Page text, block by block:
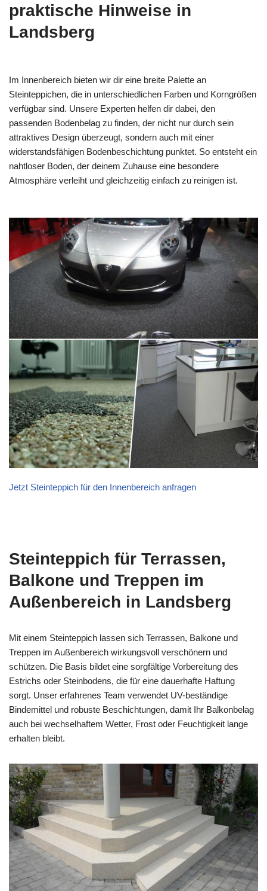
praktische Hinweise in
Landsberg
Im Innenbereich bieten wir dir eine breite Palette an
Steinteppichen, die in unterschiedlichen Farben und Korngrößen
verfügbar sind. Unsere Experten helfen dir dabei, den
passenden Bodenbelag zu finden, der nicht nur durch sein
attraktives Design überzeugt, sondern auch mit einer
widerstandsfähigen Bodenbeschichtung punktet. So entsteht ein
nahtloser Boden, der deinem Zuhause eine besondere
Atmosphäre verleiht und gleichzeitig einfach zu reinigen ist.
Jetzt Steinteppich für den Innenbereich anfragen
Steinteppich für Terrassen,
Balkone und Treppen im
Außenbereich in Landsberg
Mit einem Steinteppich lassen sich Terrassen, Balkone und
Treppen im Außenbereich wirkungsvoll verschönern und
schützen. Die Basis bildet eine sorgfältige Vorbereitung des
Estrichs oder Steinbodens, die für eine dauerhafte Haftung
sorgt. Unser erfahrenes Team verwendet UV-beständige
Bindemittel und robuste Beschichtungen, damit Ihr Balkonbelag
auch bei wechselhaftem Wetter, Frost oder Feuchtigkeit lange
erhalten bleibt.